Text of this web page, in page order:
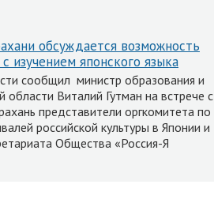
обсуждается возможность
изучением японского языка
сообщил министр образования и
области Виталий Гутман на встрече с
представители оргкомитета по
российской культуры в Японии и
Общества «Россия-Я